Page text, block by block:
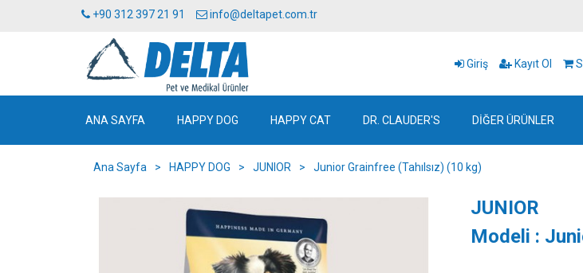
+90 312 397 21 91 info@deltapet.com.tr
Giriş Kayıt Ol
ANA SAYFA HAPPY DOG HAPPY CAT DR. CLAUDER'S DİĞER ÜRÜNLER
Ana Sayfa > HAPPY DOG > JUNIOR > Junior Grainfree (Tahılsız) (10 kg)
JUNIOR
Modeli :